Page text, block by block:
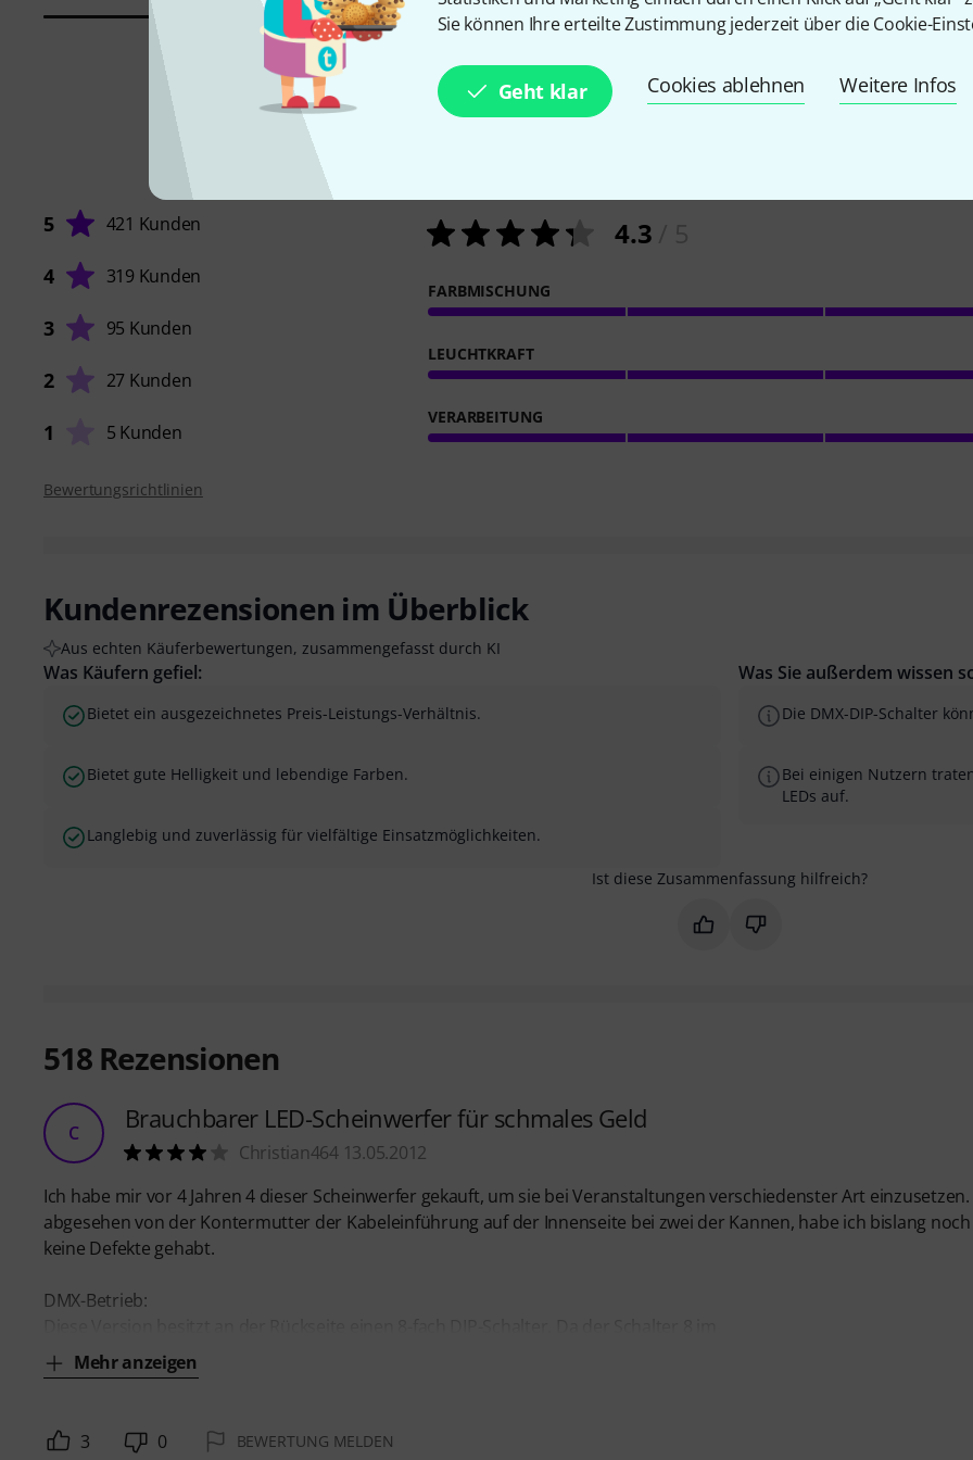
Sie können Ihre erteilte Zustimmung jederzeit über die Cookie-
Geht klar Cookies ablehnen Weitere Infos
5 421 Kunden
4 319 Kunden
3 95 Kunden
2 27 Kunden
1 5 Kunden
4.3
FARBMISCHUNG
LEUCHTKRAFT
VERARBEITUNG
Bewertungsrichtlinien
Kundenrezensionen im Überblick
Aus echten Käuferbewertungen, zusammengefasst durch KI
Was Käufern gefiel:
Bietet ein ausgezeichnetes Preis-Leistungs-Verhältnis.
Bietet gute Helligkeit und lebendige Farben.
Langlebig und zuverlässig für vielfältige Einsatzmöglichkeiten.
Was Sie außerdem wissen
Die DMX-DIP-Schalter
Bei einigen Nutzern
LEDs auf.
Ist diese Zusammenfassung hilfreich?
Markieren Sie diese
Markieren Sie diese
518 Rezensionen
C Brauchbarer LED-Scheinwerfer für schmales Geld
Christian464 13.05.2012
Ich habe mir vor 4 Jahren 4 dieser Scheinwerfer gekauft, um sie bei Veranstaltungen verschiedenster Art
abgesehen von der Kontermutter der Kabeleinführung auf der Innenseite bei zwei der Kannen, habe ich bislang noch
keine Defekte gehabt.
DMX-Betrieb:
Mehr anzeigen
3 0 BEWERTUNG MELDEN